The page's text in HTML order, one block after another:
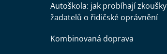
Autoškola: jak probíhají zkoušky
žadatelů o řidičské oprávnění
Kombinovaná doprava